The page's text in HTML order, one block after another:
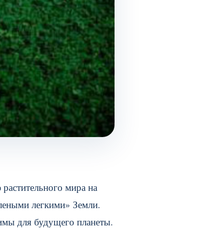
мира на
легкими» Земли.
для будущего планеты.